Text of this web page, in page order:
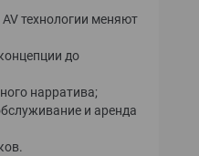
технологии меняют
до
нарратива;
и аренда